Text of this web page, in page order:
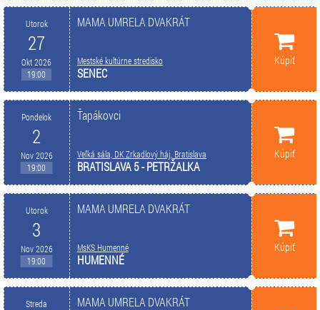
Utorok
27
Okt 2026
19:00
MAMA UMRELA DVAKRÁT
Mestské kultúrne stredisko
SENEC
Kúpiť
Pondelok
2
Nov 2026
19:00
Ťapákovci
Veľká sála, DK Zrkadlový háj, Bratislava
BRATISLAVA 5 - PETRŽALKA
Kúpiť
Utorok
3
Nov 2026
19:00
MAMA UMRELA DVAKRÁT
MsKS Humenné
HUMENNÉ
Kúpiť
Streda MAMA UMRELA DVAKRÁT